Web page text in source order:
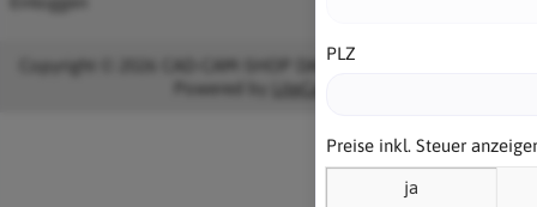
Copyright © 2026 CAD-CAM-SHOP DACH. All rights reserved ·
Powered by
LiteCart®
PLZ
Preise inkl. Steuer
ja